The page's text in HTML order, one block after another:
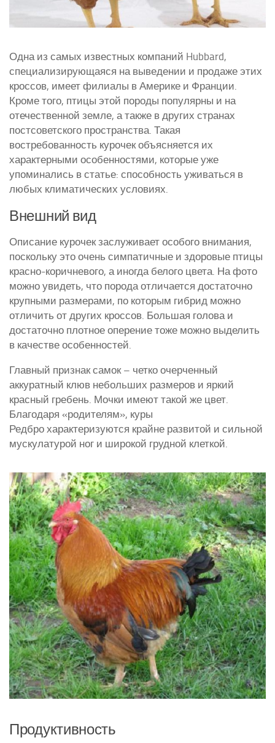
Одна из самых известных компаний Hubbard,
специализирующаяся на выведении и продаже этих
кроссов, имеет филиалы в Америке и Франции.
Кроме того, птицы этой породы популярны и на
отечественной земле, а также в других странах
постсоветского пространства. Такая
востребованность курочек объясняется их
характерными особенностями, которые уже
упоминались в статье: способность уживаться в
любых климатических условиях.
Внешний вид
Описание курочек заслуживает особого внимания,
поскольку это очень симпатичные и здоровые птицы
красно-коричневого, а иногда белого цвета. На фото
можно увидеть, что порода отличается достаточно
крупными размерами, по которым гибрид можно
отличить от других кроссов. Большая голова и
достаточно плотное оперение тоже можно выделить
в качестве особенностей.
Главный признак самок – четко очерченный
аккуратный клюв небольших размеров и яркий
красный гребень. Мочки имеют такой же цвет.
Благодаря «родителям», куры
Редбро характеризуются крайне развитой и сильной
мускулатурой ног и широкой грудной клеткой.
Продуктивность